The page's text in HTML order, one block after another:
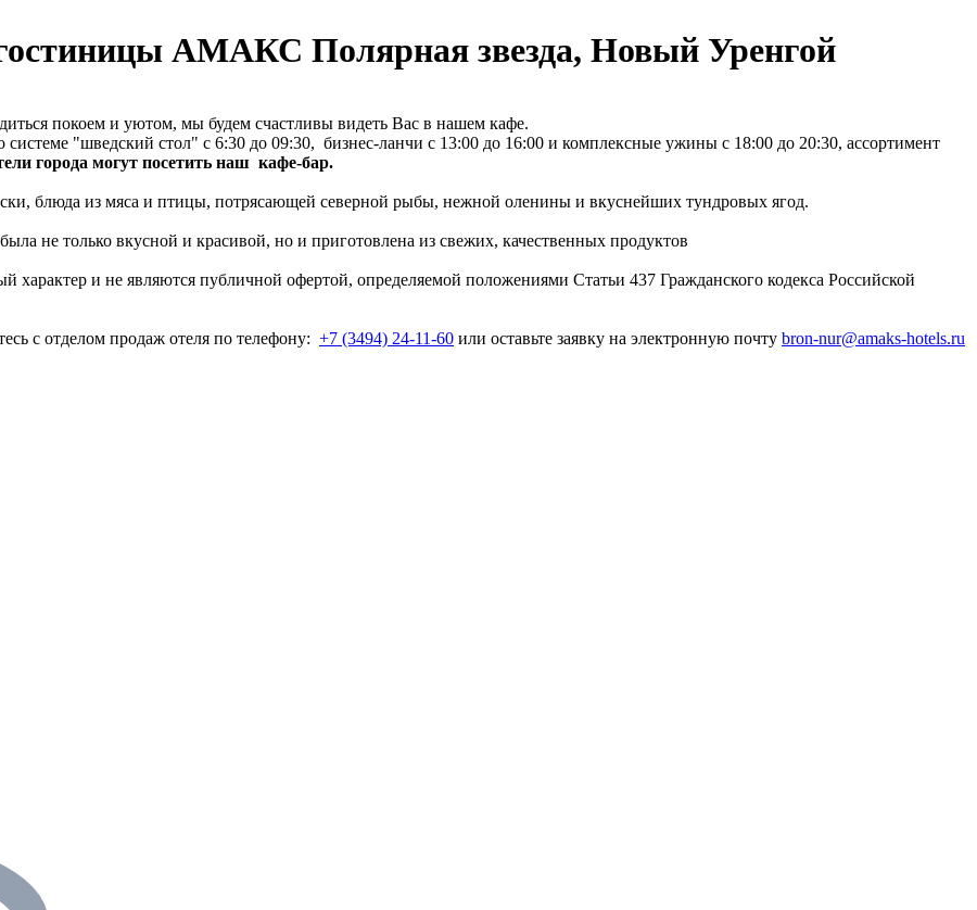
АМАКС Полярная звезда, Новый Уренгой
покоем и уютом, мы будем счастливы видеть Вас в нашем кафе.
"шведский стол" с 6:30 до 09:30, бизнес-ланчи с 13:00 до 16:00 и комплексные ужины с 18:00 до 20:30, ассортимент
города могут посетить наш кафе-бар.
блюда из мяса и птицы, потрясающей северной рыбы, нежной оленины и вкуснейших тундровых ягод.
не только вкусной и красивой, но и приготовлена из свежих, качественных продуктов
и не являются публичной офертой, определяемой положениями Статьи 437 Гражданского кодекса Российской
с отделом продаж отеля по телефону: +7 (3494) 24-11-60 или оставьте заявку на электронную почту bron-nur@amaks-hotels.ru